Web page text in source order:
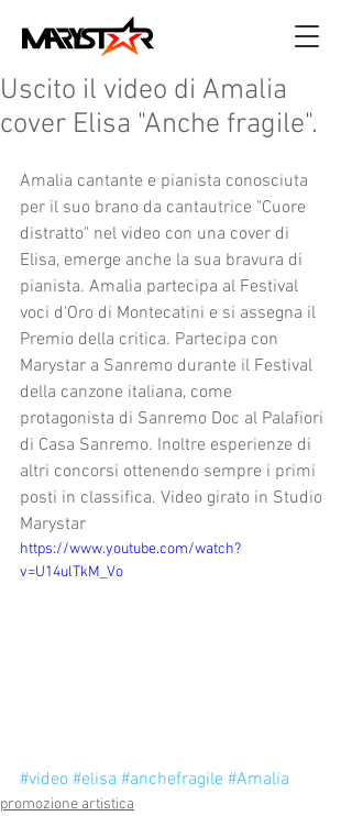
Uscito il video di Amalia
cover Elisa "Anche fragile".
Amalia cantante e pianista conosciuta
per il suo brano da cantautrice "Cuore
distratto" nel video con una cover di
Elisa, emerge anche la sua bravura di
pianista. Amalia partecipa al Festival
voci d'Oro di Montecatini e si assegna il
Premio della critica. Partecipa con
Marystar a Sanremo durante il Festival
della canzone italiana, come
protagonista di Sanremo Doc al Palafiori
di Casa Sanremo. Inoltre esperienze di
altri concorsi ottenendo sempre i primi
posti in classifica. Video girato in Studio
Marystar
https://www.youtube.com/watch?
v=U14ulTkM_Vo
#video #elisa #anchefragile #Amalia
promozione artistica